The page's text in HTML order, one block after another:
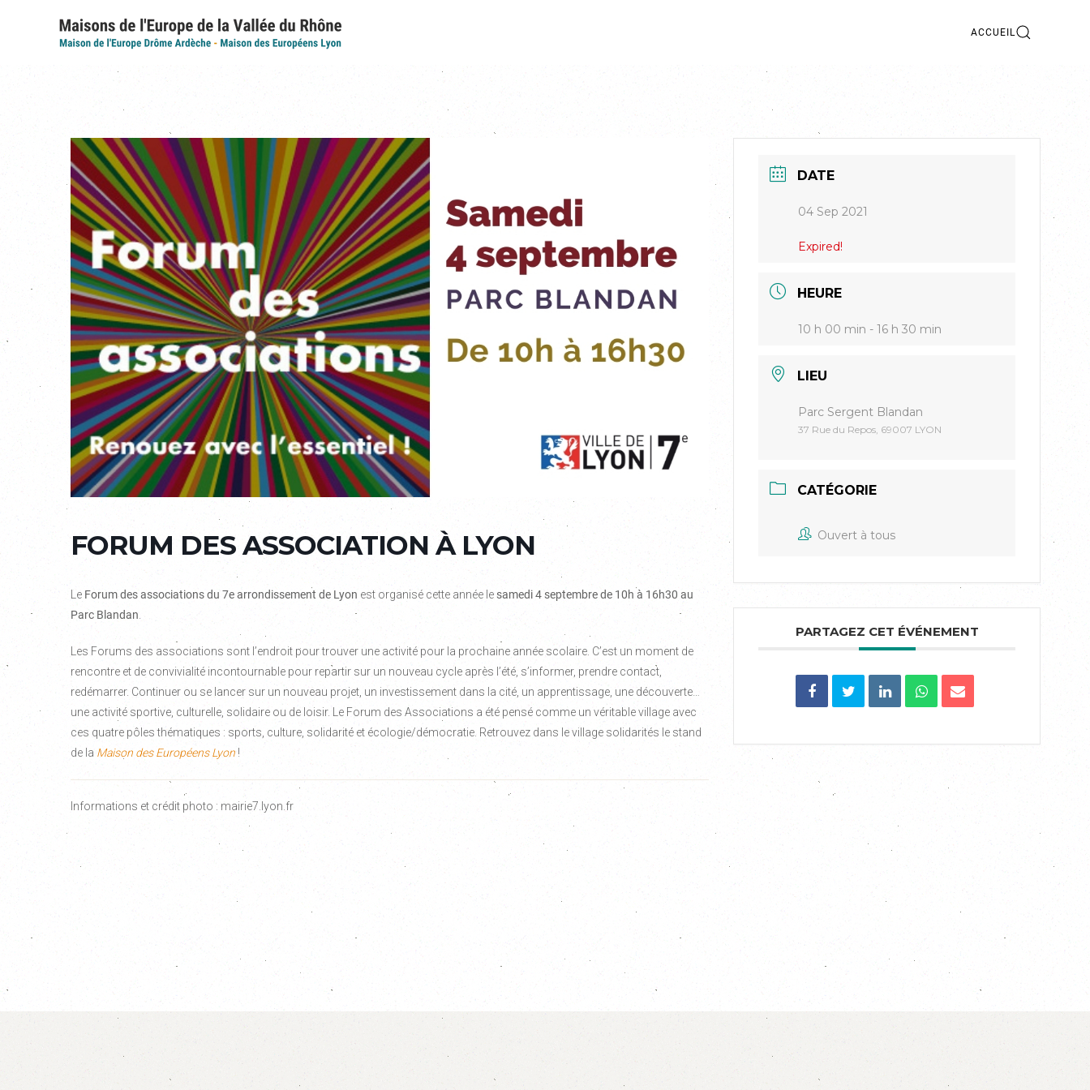
ACCUEIL
FORUM DES ASSOCIATION À LYON
Le Forum des associations du 7e arrondissement de Lyon est organisé cette année le samedi 4 septembre de 10h à 16h30 au
Parc Blandan
Les Forums des associations sont l’endroit pour trouver une activité pour la prochaine année scolaire. C’est un moment de
rencontre et de convivialité incontournable pour repartir sur un nouveau cycle après l’été, s’informer, prendre contact,
redémarrer. Continuer ou se lancer sur un nouveau projet, un investissement dans la cité, un apprentissage, une découverte…
une activité sportive, culturelle, solidaire ou de loisir. Le Forum des Associations a été pensé comme un véritable village avec
ces quatre pôles thématiques : sports, culture, solidarité et écologie/démocratie. Retrouvez dans le village solidarités le stand
de la Maison des Européens Lyon !
Informations et crédit photo : mairie7.lyon.fr
DATE
04 Sep 2021
Expired!
HEURE
10 h 00 min - 16 h 30 min
LIEU
Parc Sergent Blandan
37 Rue du Repos, 69007 LYON
CATÉGORIE
Ouvert à tous
PARTAGEZ CET ÉVÉNEMENT